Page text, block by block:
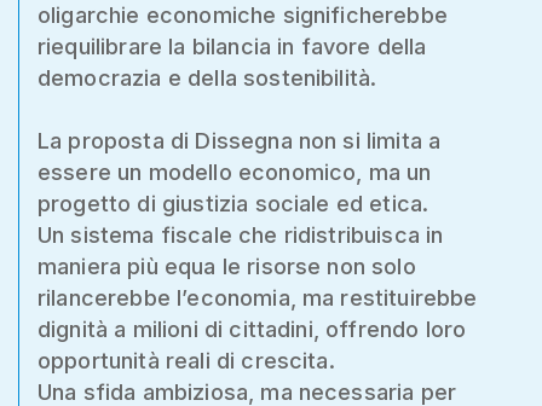
oligarchie economiche significherebbe
riequilibrare la bilancia in favore della
democrazia e della sostenibilità.
La proposta di Dissegna non si limita a
essere un modello economico, ma un
progetto di giustizia sociale ed etica.
Un sistema fiscale che ridistribuisca in
maniera più equa le risorse non solo
rilancerebbe l’economia, ma restituirebbe
dignità a milioni di cittadini, offrendo loro
opportunità reali di crescita.
Una sfida ambiziosa, ma necessaria per